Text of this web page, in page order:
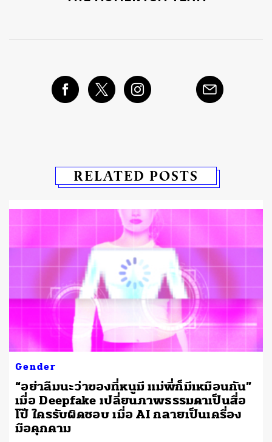
RELATED POSTS
Gender
“อย่าลืมนะว่าของที่หนูมี แม่พี่ก็มีเหมือนกัน”
เมื่อ Deepfake เปลี่ยนภาพธรรมดาเป็นสื่อ
โป๊ ใครรับผิดชอบ เมื่อ AI กลายเป็นเครื่อง
มือคุกคาม